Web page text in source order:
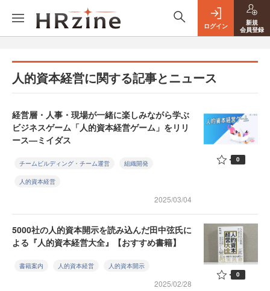
ログイン
新規
会員登録
人的資本経営に関する記事とニュース
経営層・人事・現場が一緒に楽しみながら学ぶ
ビジネスゲーム「人的資本経営ゲーム」をリリ
ース—ミイダス
チームビルディング・チーム運営 組織開発
人的資本経営
2025/03/04
0
5000社の人的資本開示を読み込んだ田中弦氏に
よる『人的資本経営大全』【おすすめ書籍】
書籍案内 人的資本経営 人的資本開示
2025/02/28
0